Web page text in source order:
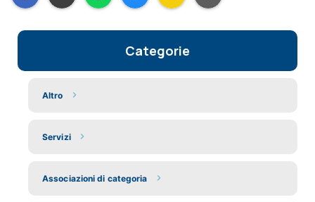
Categorie
Altro
Servizi
Associazioni di categoria